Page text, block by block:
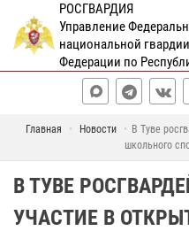
РОСГВАРДИЯ
Управление
национальной
Федерации по
Главная Новости
В Туве
школьного
В ТУВЕ
УЧАСТИЕ В